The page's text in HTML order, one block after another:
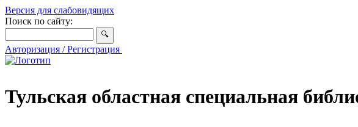
Версия для слабовидящих
Поиск по сайту:
Авторизация / Регистрация
Тульская областная специальная